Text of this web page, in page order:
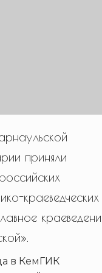
приняли
краеведческих
в КемГИК